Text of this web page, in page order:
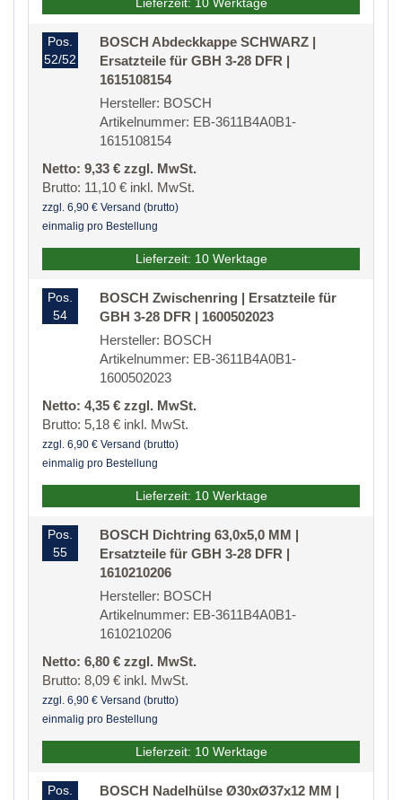
Pos.
52/52
BOSCH Abdeckkappe SCHWARZ |
Ersatzteile für GBH 3-28 DFR |
1615108154
Hersteller: BOSCH
Artikelnummer: EB-3611B4A0B1-
1615108154
Netto: 9,33 € zzgl. MwSt.
Brutto: 11,10 € inkl. MwSt.
zzgl. 6,90 € Versand (brutto)
einmalig pro Bestellung
Lieferzeit: 10 Werktage
Pos.
54
BOSCH Zwischenring | Ersatzteile für
GBH 3-28 DFR | 1600502023
Hersteller: BOSCH
Artikelnummer: EB-3611B4A0B1-
1600502023
Netto: 4,35 € zzgl. MwSt.
Brutto: 5,18 € inkl. MwSt.
zzgl. 6,90 € Versand (brutto)
einmalig pro Bestellung
Lieferzeit: 10 Werktage
Pos.
55
BOSCH Dichtring 63,0x5,0 MM |
Ersatzteile für GBH 3-28 DFR |
1610210206
Hersteller: BOSCH
Artikelnummer: EB-3611B4A0B1-
1610210206
Netto: 6,80 € zzgl. MwSt.
Brutto: 8,09 € inkl. MwSt.
zzgl. 6,90 € Versand (brutto)
einmalig pro Bestellung
Lieferzeit: 10 Werktage
Pos.
BOSCH Nadelhülse Ø30xØ37x12 MM |